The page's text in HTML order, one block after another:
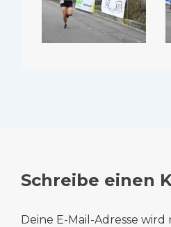
Schreibe einen
Deine E-Mail-Adresse